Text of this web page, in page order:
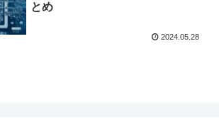
とめ
2024.05.28